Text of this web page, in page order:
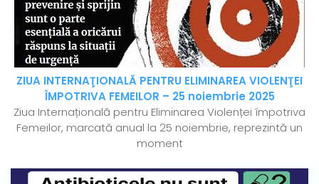
ZIUA INTERNAŢIONALĂ PENTRU ELIMINAREA VIOLENŢEI
ÎMPOTRIVA FEMEILOR – 25 noiembrie 2025
Ziua Internațională pentru Eliminarea Violenței împotriva
Femeilor, marcată anual la 25 noiembrie, reprezintă un
moment